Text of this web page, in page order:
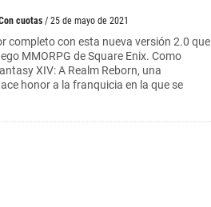
cuotas / 25 de mayo de 2021
completo con esta nueva versión 2.0 que
MMORPG de Square Enix. Como
XIV: A Realm Reborn, una
honor a la franquicia en la que se